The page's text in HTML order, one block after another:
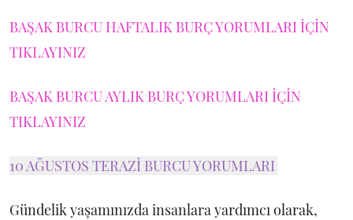
BAŞAK BURCU HAFTALIK BURÇ YORUMLARI İÇİN
TIKLAYINIZ
BAŞAK BURCU AYLIK BURÇ YORUMLARI İÇİN
TIKLAYINIZ
10 AĞUSTOS TERAZİ BURCU YORUMLARI
Gündelik yaşamınızda insanlara yardımcı olarak,